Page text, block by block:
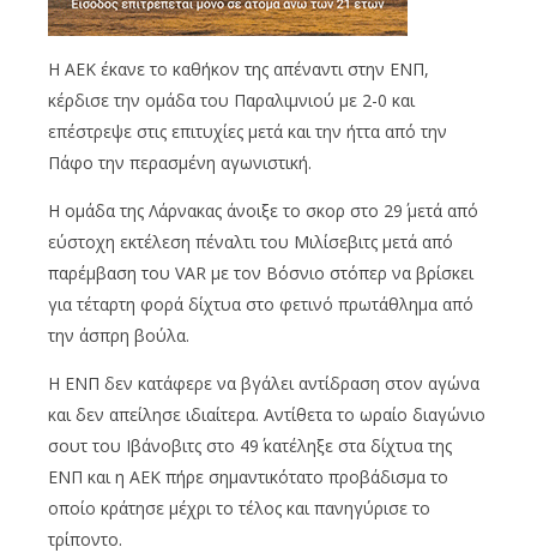
Η ΑΕΚ έκανε το καθήκον της απέναντι στην ΕΝΠ,
κέρδισε την ομάδα του Παραλιμνιού με 2-0 και
επέστρεψε στις επιτυχίες μετά και την ήττα από την
Πάφο την περασμένη αγωνιστική.
Η ομάδα της Λάρνακας άνοιξε το σκορ στο 29΄ μετά από
εύστοχη εκτέλεση πέναλτι του Μιλίσεβιτς μετά από
παρέμβαση του VAR με τον Βόσνιο στόπερ να βρίσκει
για τέταρτη φορά δίχτυα στο φετινό πρωτάθλημα από
την άσπρη βούλα.
Η ΕΝΠ δεν κατάφερε να βγάλει αντίδραση στον αγώνα
και δεν απείλησε ιδιαίτερα. Αντίθετα το ωραίο διαγώνιο
σουτ του Ιβάνοβιτς στο 49΄ κατέληξε στα δίχτυα της
ΕΝΠ και η ΑΕΚ πήρε σημαντικότατο προβάδισμα το
οποίο κράτησε μέχρι το τέλος και πανηγύρισε το
τρίποντο.